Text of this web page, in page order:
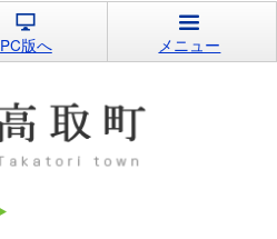
PC版へ メニュー